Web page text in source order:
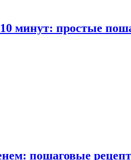
минут: простые
пошаговые